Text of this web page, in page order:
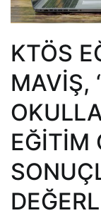
KTÖS
MAVİŞ,
EĞİTİM